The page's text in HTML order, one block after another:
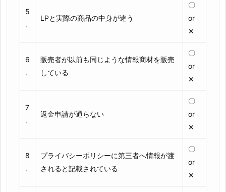
5
.
LPと実際の商品の中身が違う
〇
or
✕
6
.
販売者が以前も同じような情報商材を販売
している
〇
or
✕
7
.
返金申請が通らない
〇
or
✕
8
.
プライバシーポリシーに第三者へ情報が渡
されると記載されている
〇
or
✕